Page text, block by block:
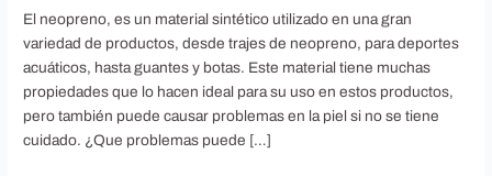
El neopreno, es un material sintético utilizado en una gran
variedad de productos, desde trajes de neopreno, para deportes
acuáticos, hasta guantes y botas. Este material tiene muchas
propiedades que lo hacen ideal para su uso en estos productos,
pero también puede causar problemas en la piel si no se tiene
cuidado. ¿Que problemas puede […]